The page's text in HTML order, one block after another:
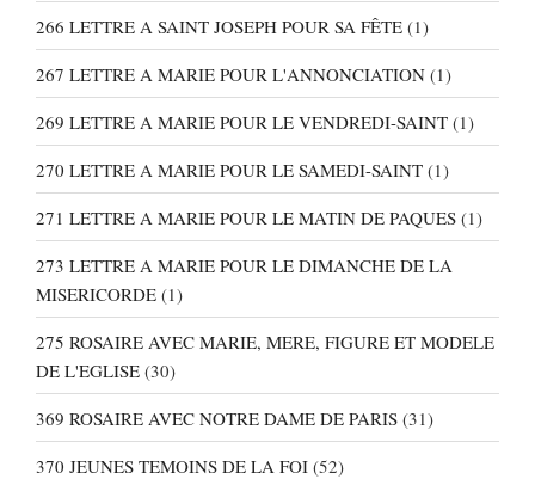
266 LETTRE A SAINT JOSEPH POUR SA FÊTE (1)
267 LETTRE A MARIE POUR L'ANNONCIATION (1)
269 LETTRE A MARIE POUR LE VENDREDI-SAINT (1)
270 LETTRE A MARIE POUR LE SAMEDI-SAINT (1)
271 LETTRE A MARIE POUR LE MATIN DE PAQUES (1)
273 LETTRE A MARIE POUR LE DIMANCHE DE LA
MISERICORDE (1)
275 ROSAIRE AVEC MARIE, MERE, FIGURE ET MODELE
DE L'EGLISE (30)
369 ROSAIRE AVEC NOTRE DAME DE PARIS (31)
370 JEUNES TEMOINS DE LA FOI (52)